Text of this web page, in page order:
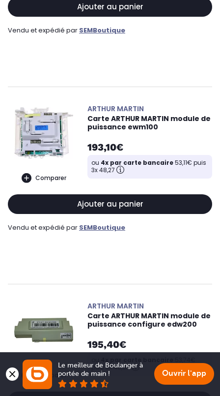
Ajouter au panier
Vendu et expédié par SEMBoutique
Comparer
ARTHUR MARTIN
Carte ARTHUR MARTIN module de
puissance ewm100
193,10€
ou 4x par carte bancaire53,11€ puis
3x 48,27
Ajouter au panier
Vendu et expédié par SEMBoutique
Comparer
ARTHUR MARTIN
Carte ARTHUR MARTIN module de
puissance configure edw200
195,40€
puis 3x 48,85
Le meilleur de Boulanger à
portée de main !
Ouvrir l'app